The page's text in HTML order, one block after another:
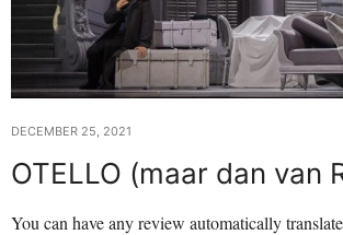
DECEMBER 25, 2021
OTELLO (maar dan van
You can have any review automatically